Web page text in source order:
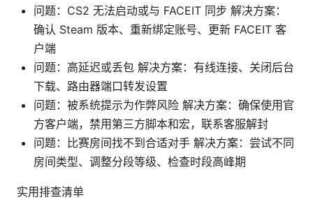
问题：CS2 无法启动或与 FACEIT 同步 解决方案：
确认 Steam 版本、重新绑定账号、更新 FACEIT 客
户端
问题：高延迟或丢包 解决方案：有线连接、关闭后台
下载、路由器端口转发设置
问题：被系统提示为作弊风险 解决方案：确保使用官
方客户端，禁用第三方脚本和宏，联系客服解封
问题：比赛房间找不到合适对手 解决方案：尝试不同
房间类型、调整分段等级、检查时段高峰期
实用排查清单